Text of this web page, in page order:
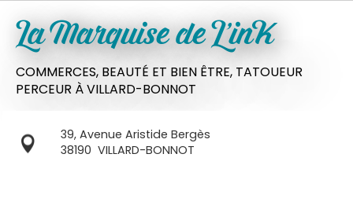
La Marquise de L'inK
COMMERCES, BEAUTÉ ET BIEN ÊTRE, TATOUEUR
PERCEUR À VILLARD-BONNOT
39, Avenue Aristide Bergès
38190 VILLARD-BONNOT